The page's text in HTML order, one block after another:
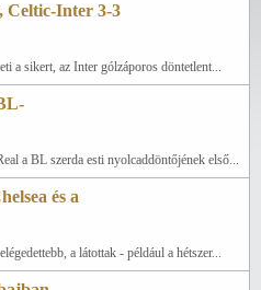
Celtic-Inter 3-3
a sikert, az Inter gólzáporos döntetlent...
a BL szerda esti nyolcaddöntőjének első...
és a
a látottak - például a hétszer...